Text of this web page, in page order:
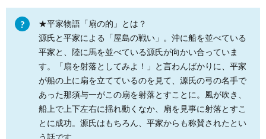
★平家物語「扇の的」とは？
源氏と平家による「屋島の戦い」。沖に船を並べている
平家と、陸に馬を並べている源氏が向かい合っていま
す。「扇を射落としてみよ！」と言わんばかりに、平家
が船の上に扇を立てているのを見て、源氏の弓の名手で
あった那須与一がこの扇を射落とすことに。風が吹き、
船上で上下左右に揺れ動くなか、扇を見事に射落とすこ
とに成功。源氏はもちろん、平家からも称賛されたとい
う話です。